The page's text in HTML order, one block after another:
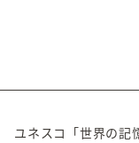
ユネスコ「世界の記